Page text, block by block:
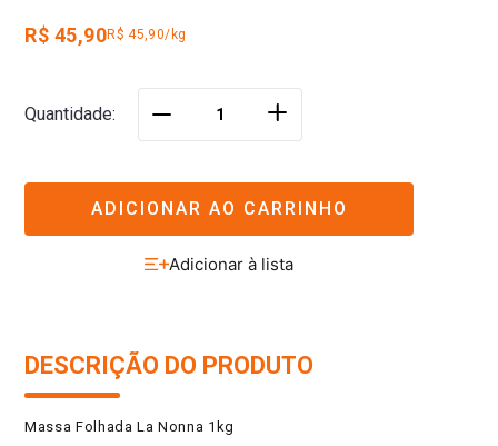
R$ 45,90R$ 45,90/kg
Quantidade ＋
ADICIONAR AO CARRINHO
DESCRIÇÃO DO PRODUTO
Massa Folhada La Nonna 1kg